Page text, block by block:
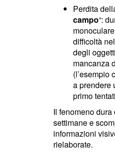
Perdita
campo“:
difficoltà
degli
mancanza
(l’esempio
a prendere
primo
Il fenomeno
settimane e
informazioni
rielaborate.